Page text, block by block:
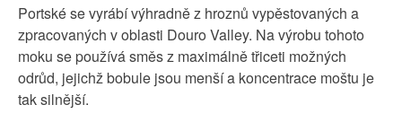
Portské se vyrábí výhradně z hroznů vypěstovaných a
zpracovaných v oblasti Douro Valley. Na výrobu tohoto
moku se používá směs z maximálně třiceti možných
odrůd, jejichž bobule jsou menší a koncentrace moštu je
tak silnější.